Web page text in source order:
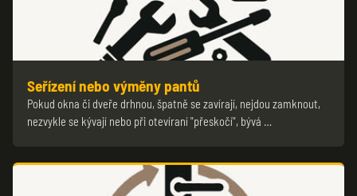
Seřízení nebo výměny pantů
Pokud okna či dveře drhnou, špatně se zavírají, nejdou zamknout,
nezvykle se kývají nebo při otevíraní "přeskočí", bývá …